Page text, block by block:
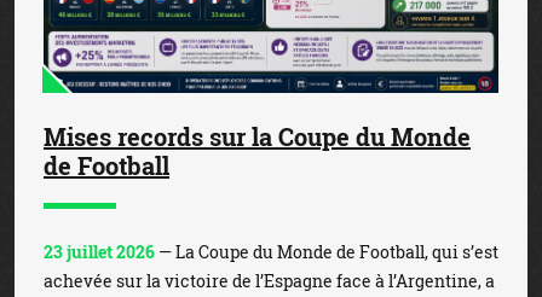
Mises records sur la Coupe du Monde
de Football
23 juillet 2026 — La Coupe du Monde de Football, qui s’est
achevée sur la victoire de l’Espagne face à l’Argentine, a